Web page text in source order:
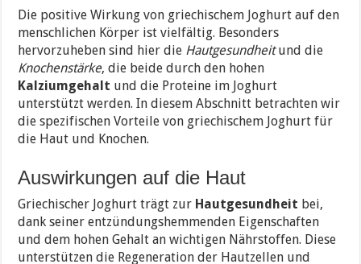
Die positive Wirkung von griechischem Joghurt auf den
menschlichen Körper ist vielfältig. Besonders
hervorzuheben sind hier die Hautgesundheitund die
Knochenstärke, die beide durch den hohen
Kalziumgehalt und die Proteine im Joghurt
unterstützt werden. In diesem Abschnitt betrachten wir
die spezifischen Vorteile von griechischem Joghurt für
die Haut und Knochen.
Auswirkungen auf die Haut
Griechischer Joghurt trägt zur Hautgesundheit bei,
dank seiner entzündungshemmenden Eigenschaften
und dem hohen Gehalt an wichtigen Nährstoffen. Diese
unterstützen die Regeneration der Hautzellen und